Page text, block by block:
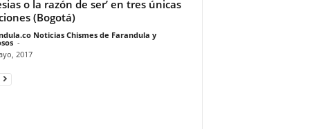
o la razón de ser’ en tres únicas
(Bogotá)
Noticias Chismes de Farandula y
-
2017